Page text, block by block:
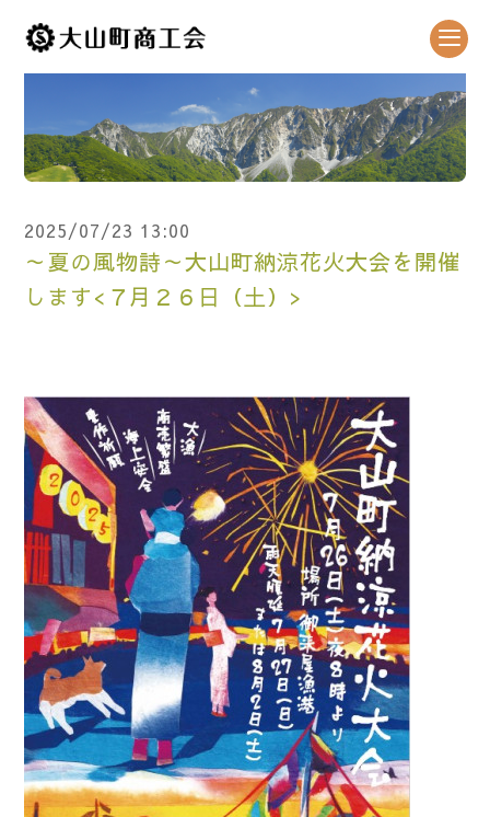
2025/07/23 13:00
～夏の風物詩～大山町納涼花火大会を開催
します<７月２６日（土）>